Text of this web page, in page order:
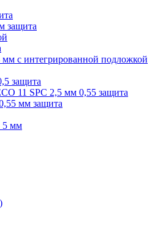
защита
с интегрированной подложкой
защита
11 SPC 2,5 мм 0,55 защита
мм защита
5 мм